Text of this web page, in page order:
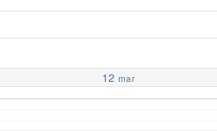
12 mar